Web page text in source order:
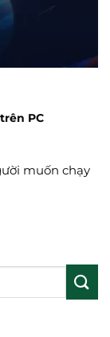
PC
muốn chạy